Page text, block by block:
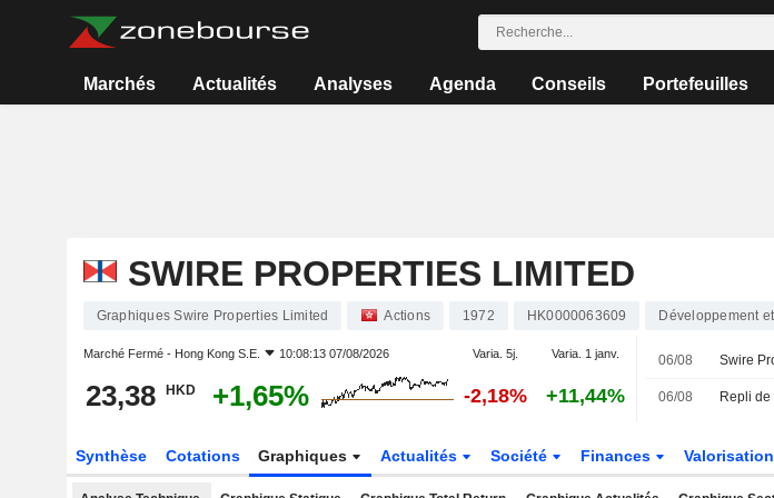
Marchés Actualités Analyses Agenda Conseils Portefeuilles
SWIRE PROPERTIES LIMITED
Graphiques Swire Properties Limited Actions 1972 HK0000063609 Développement
Marché Fermé - Hong Kong S.E. 10:08:13 07/08/2026 Varia. 5j. Varia. 1 janv.
23,38 HKD +1,65% -2,18% +11,44%
06/08
06/08
Synthèse Cotations Graphiques Actualités Société Finances Valorisation